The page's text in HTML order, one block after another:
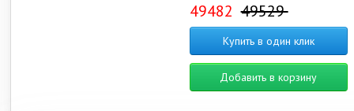
49482 49529
Купить в один клик
Добавить в корзину